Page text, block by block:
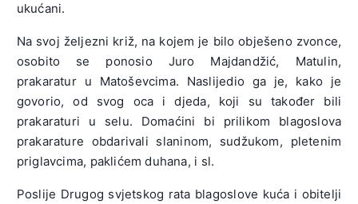
ukućani.
Na svoj željezni križ, na kojem je bilo obješeno zvonce,
osobito se ponosio Juro Majdandžić, Matulin,
prakaratur u Matoševcima. Naslijedio ga je, kako je
govorio, od svog oca i djeda, koji su također bili
prakaraturi u selu. Domaćini bi prilikom blagoslova
prakarature obdarivali slaninom, sudžukom, pletenim
priglavcima, paklićem duhana, i sl.
Poslije Drugog svjetskog rata blagoslove kuća i obitelji